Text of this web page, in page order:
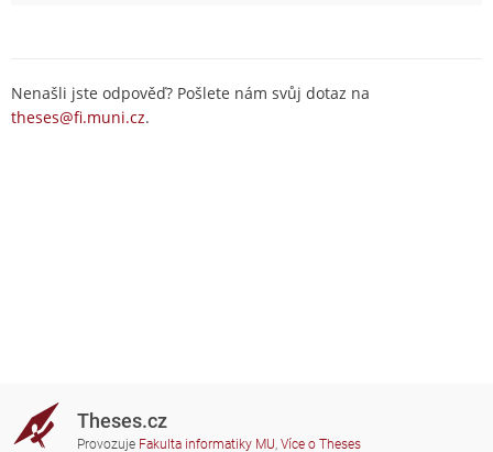
Nenašli jste odpověď? Pošlete nám svůj dotaz na
theses@fi.muni.cz.
Theses.cz
Provozuje Fakulta informatiky MU, Více o Theses